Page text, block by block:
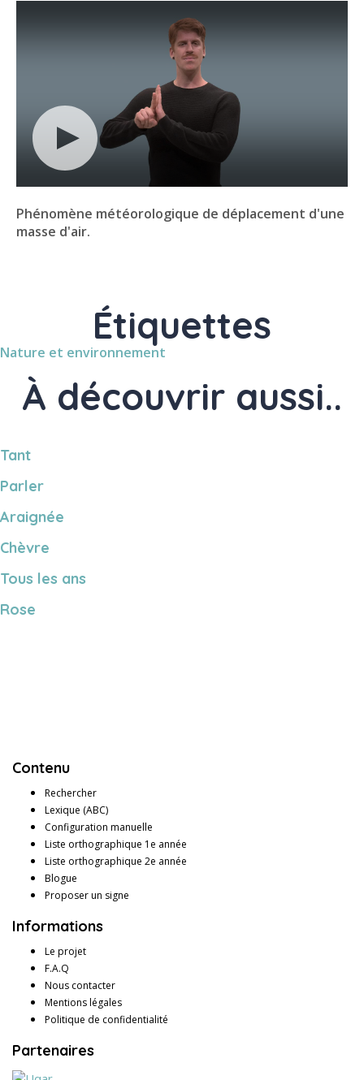
Phénomène météorologique de déplacement d'une
masse d'air.
Étiquettes
Nature et environnement
À découvrir aussi..
Tant
Parler
Araignée
Chèvre
Tous les ans
Rose
Contenu
Rechercher
Lexique (ABC)
Configuration manuelle
Liste orthographique 1e année
Liste orthographique 2e année
Blogue
Proposer un signe
Informations
Le projet
F.A.Q
Nous contacter
Mentions légales
Politique de confidentialité
Partenaires